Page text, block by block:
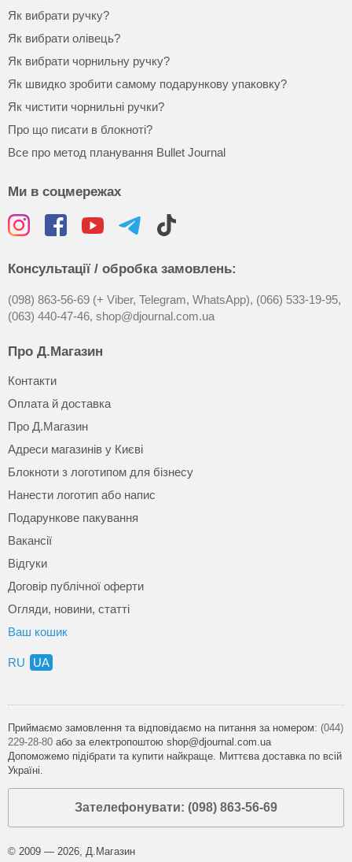
Як вибрати ручку?
Як вибрати олівець?
Як вибрати чорнильну ручку?
Як швидко зробити самому подарункову упаковку?
Як чистити чорнильні ручки?
Про що писати в блокноті?
Все про метод планування Bullet Journal
Ми в соцмережах
Консультації / обробка замовлень:
(098) 863-56-69 (+ Viber, Telegram, WhatsApp), (066) 533-19-95,
(063) 440-47-46, shop@djournal.com.ua
Про Д.Магазин
Контакти
Оплата й доставка
Про Д.Магазин
Адреси магазинів у Києві
Блокноти з логотипом для бізнесу
Нанести логотип або напис
Подарункове пакування
Вакансії
Відгуки
Договір публічної оферти
Огляди, новини, статті
Ваш кошик
RU UA
Приймаємо замовлення та відповідаємо на питання за номером: (044)
229-28-80 або за електропоштою shop@djournal.com.ua
Допоможемо підібрати та купити найкраще. Миттєва доставка по всій
Україні.
Зателефонувати: (098) 863-56-69
© 2009 — 2026, Д.Магазин